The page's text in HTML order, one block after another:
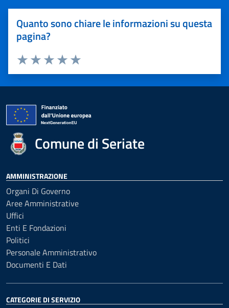
Quanto sono chiare le informazioni su questa
pagina?
Valuta 5 stelle su 5
Valuta 4 stelle su 5
Valuta 3 stelle su 5
Valuta 2 stelle su 5
Valuta 1 stelle su 5
Comune di Seriate
AMMINISTRAZIONE
Organi Di Governo
Aree Amministrative
Uffici
Enti E Fondazioni
Politici
Personale Amministrativo
Documenti E Dati
CATEGORIE DI SERVIZIO